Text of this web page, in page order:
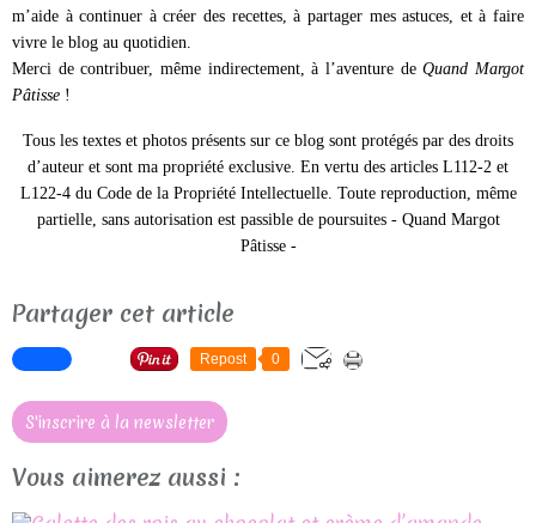
m’aide à continuer à créer des recettes, à partager mes astuces, et à faire
vivre le blog au quotidien.
Merci de contribuer, même indirectement, à l’aventure deQuand Margot
Pâtisse !
Tous les textes et photos présents sur ce blog sont protégés par des droits
d’auteur et sont ma propriété exclusive. En vertu des articles L112-2 et
L122-4 du Code de la Propriété Intellectuelle. Toute reproduction, même
partielle, sans autorisation est passible de poursuites - Quand Margot
Pâtisse -
Partager cet article
Repost 0
S'inscrire à la newsletter
Vous aimerez aussi :